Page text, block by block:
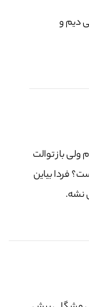
دیم و
باز توالت
فردا بیاین
نشه.